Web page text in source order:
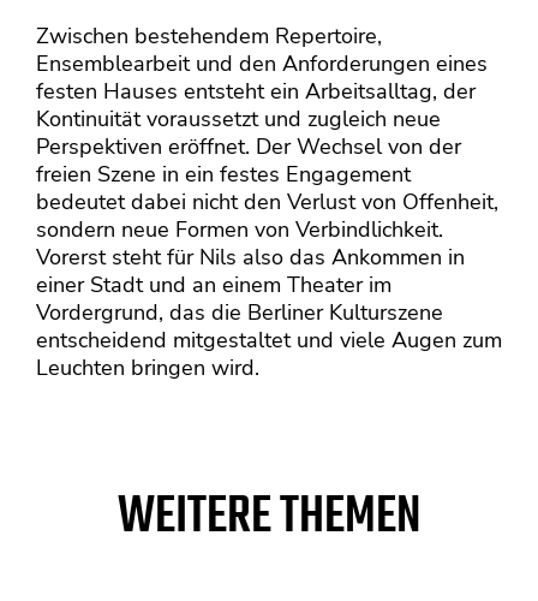
Zwischen bestehendem Repertoire,
Ensemblearbeit und den Anforderungen eines
festen Hauses entsteht ein Arbeitsalltag, der
Kontinuität voraussetzt und zugleich neue
Perspektiven eröffnet. Der Wechsel von der
freien Szene in ein festes Engagement
bedeutet dabei nicht den Verlust von Offenheit,
sondern neue Formen von Verbindlichkeit.
Vorerst steht für Nils also das Ankommen in
einer Stadt und an einem Theater im
Vordergrund, das die Berliner Kulturszene
entscheidend mitgestaltet und viele Augen zum
Leuchten bringen wird.
WEITERE THEMEN